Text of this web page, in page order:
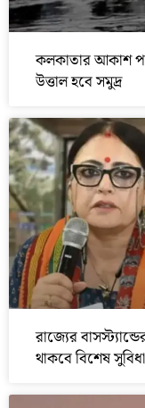
কলকাতার আকাশ
উত্তাল হবে সমুদ্র
রাজ্যের
থাকবে বিশেষ সুবিধা